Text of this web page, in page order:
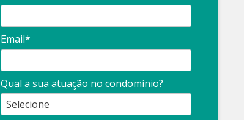
Email*
Qual a sua atuação no condomínio?